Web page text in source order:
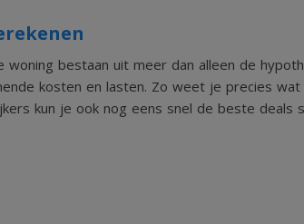
woning bestaan uit meer dan alleen de
kosten en lasten. Zo weet je precies
kun je ook nog eens snel de beste deals